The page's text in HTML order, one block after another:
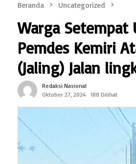
Beranda Uncategorized
Warga Setempat
Pemdes Kemiri
(Jaling) Jalan
Redaksi Nasional
Oktober 27, 2024
188 Dilihat